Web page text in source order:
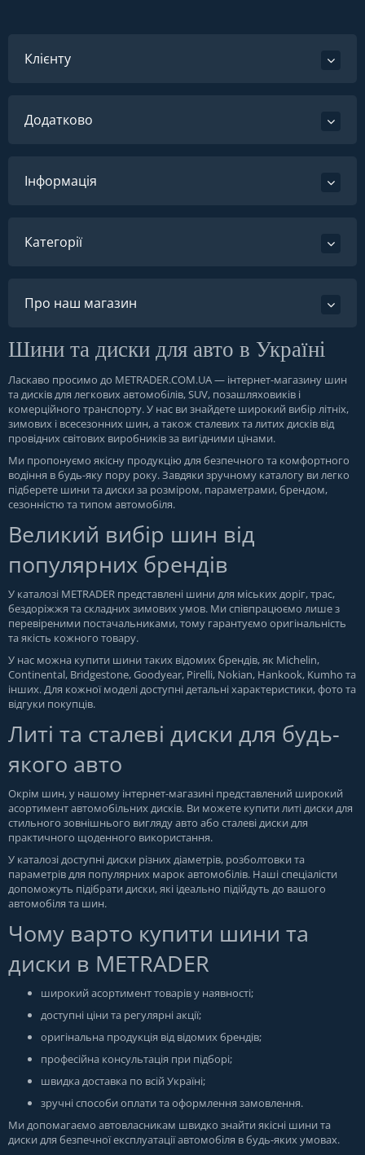
Клієнту
Додатково
Інформація
Категорії
Про наш магазин
Шини та диски для авто в Україні
Ласкаво просимо до METRADER.COM.UA— інтернет-магазину шин
та дисків для легкових автомобілів, SUV, позашляховиків і
комерційного транспорту. У нас ви знайдете широкий вибір літніх,
зимових і всесезонних шин, а також сталевих та литих дисків від
провідних світових виробників за вигідними цінами.
Ми пропонуємо якісну продукцію для безпечного та комфортного
водіння в будь-яку пору року. Завдяки зручному каталогу ви легко
підберете шини та диски за розміром, параметрами, брендом,
сезонністю та типом автомобіля.
Великий вибір шин від
популярних брендів
У каталозі METRADER представлені шини для міських доріг, трас,
бездоріжжя та складних зимових умов. Ми співпрацюємо лише з
перевіреними постачальниками, тому гарантуємо оригінальність
та якість кожного товару.
У нас можна купити шини таких відомих брендів, як Michelin,
Continental, Bridgestone, Goodyear, Pirelli, Nokian, Hankook, Kumho та
інших. Для кожної моделі доступні детальні характеристики, фото та
відгуки покупців.
Литі та сталеві диски для будь-
якого авто
Окрім шин, у нашому інтернет-магазині представлений широкий
асортимент автомобільних дисків. Ви можете купити литі диски для
стильного зовнішнього вигляду авто або сталеві диски для
практичного щоденного використання.
У каталозі доступні диски різних діаметрів, розболтовки та
параметрів для популярних марок автомобілів. Наші спеціалісти
допоможуть підібрати диски, які ідеально підійдуть до вашого
автомобіля та шин.
Чому варто купити шини та
диски в METRADER
широкий асортимент товарів у наявності;
доступні ціни та регулярні акції;
оригінальна продукція від відомих брендів;
професійна консультація при підборі;
швидка доставка по всій Україні;
зручні способи оплати та оформлення замовлення.
Ми допомагаємо автовласникам швидко знайти якісні шини та
диски для безпечної експлуатації автомобіля в будь-яких умовах.